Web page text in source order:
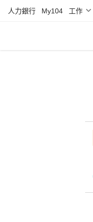
人力銀行 My104 工作